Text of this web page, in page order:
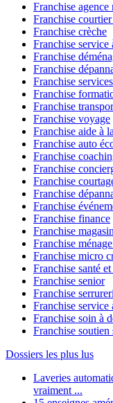
Franchise
Franchise
Franchise crèche
Franchise service
Franchise
Franchise
Franchise
Franchise
Franchise
Franchise voyage
Franchise aide à
Franchise auto
Franchise
Franchise
Franchise
Franchise
Franchise
Franchise finance
Franchise
Franchise
Franchise micro
Franchise santé
Franchise senior
Franchise
Franchise service
Franchise soin à
Franchise soutien
Dossiers les plus lus
Laveries
vraiment ...